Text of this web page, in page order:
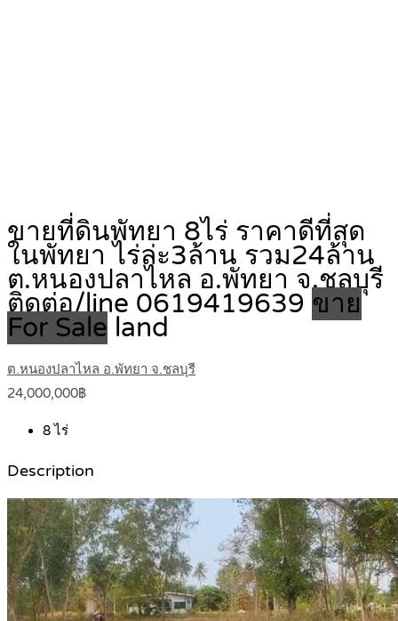
ขายที่ดินพัทยา 8ไร่ ราคาดีที่สุด
ในพัทยา ไร่ล่ะ3ล้าน รวม24ล้าน
ต.หนองปลาไหล อ.พัทยา จ.ชลบุรี
ติดต่อ/line 0619419639 ขาย
For Sale land
ต.หนองปลาไหล อ.พัทยา จ.ชลบุรี
24,000,000฿
8ไร่
Description